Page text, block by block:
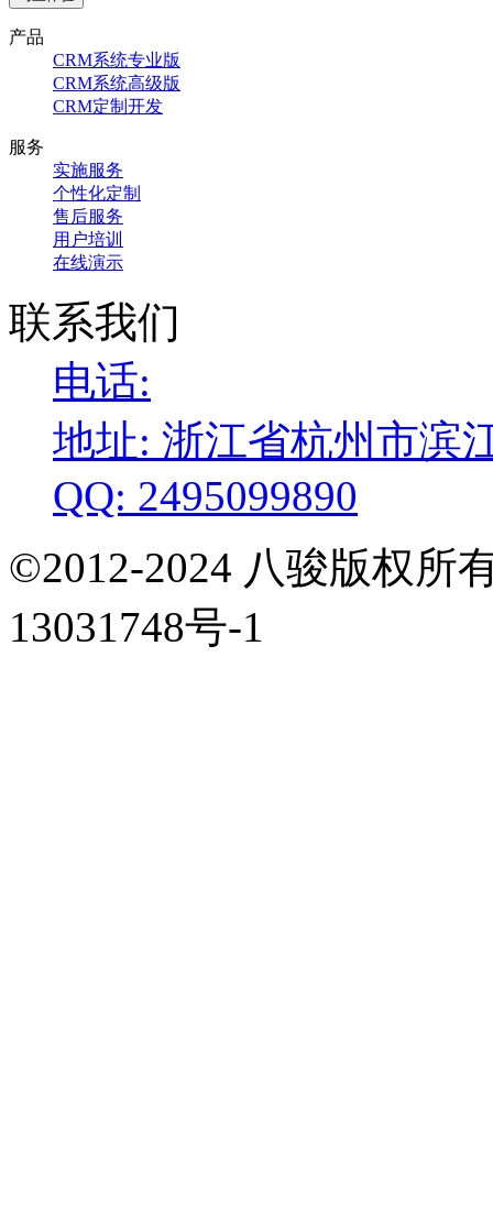
产品
CRM系统专业版
CRM系统高级版
CRM定制开发
服务
实施服务
个性化定制
售后服务
用户培训
在线演示
联系我们
电话:
地址: 浙江省杭州市滨
QQ: 2495099890
©2012-2024 八骏版权所
13031748号-1